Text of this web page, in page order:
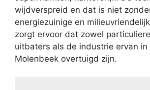
wijdverspreid en dat is niet
energiezuinige en
zorgt ervoor dat zowel
uitbaters als de industrie ervan
Molenbeek overtuigd zijn.